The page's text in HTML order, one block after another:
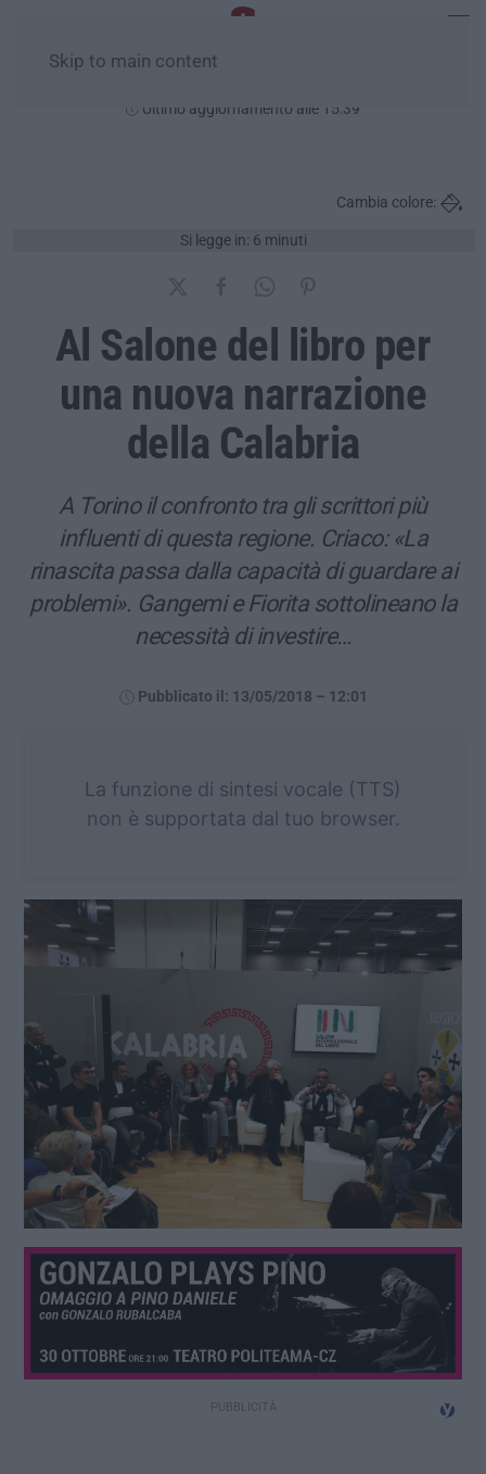
Skip to main content
Ultimo aggiornamento alle 15:39
Si legge in: 6 minuti
Cambia colore:
Al Salone del libro per
una nuova narrazione
della Calabria
A Torino il confronto tra gli scrittori più
influenti di questa regione. Criaco: «La
rinascita passa dalla capacità di guardare ai
problemi». Gangemi e Fiorita sottolineano la
necessità di investire…
Pubblicato il: 13/05/2018 – 12:01
La funzione di sintesi vocale (TTS)
non è supportata dal tuo browser.